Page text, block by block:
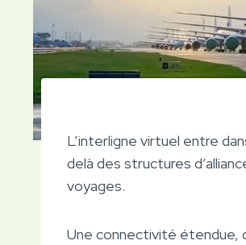
L’interligne virtuel entre
delà des structures
voyages.
Une connectivité étendue,